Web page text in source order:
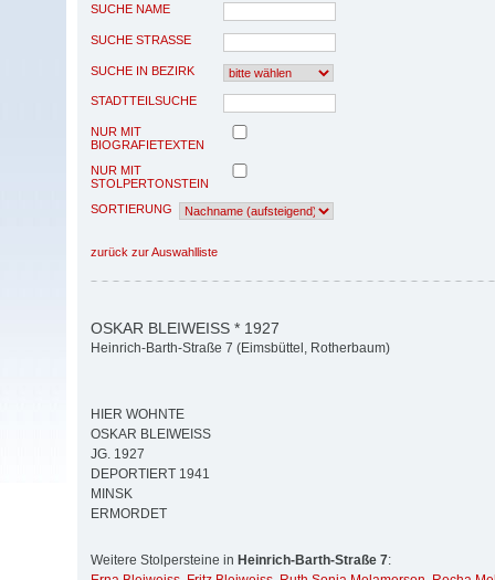
SUCHE NAME
SUCHE STRASSE
SUCHE IN BEZIRK
STADTTEILSUCHE
NUR MIT
BIOGRAFIETEXTEN
NUR MIT
STOLPERTONSTEIN
SORTIERUNG
zurück zur Auswahlliste
OSKAR BLEIWEISS * 1927
Heinrich-Barth-Straße 7 (Eimsbüttel, Rotherbaum)
HIER WOHNTE
OSKAR BLEIWEISS
JG. 1927
DEPORTIERT 1941
MINSK
ERMORDET
Weitere Stolpersteine in Heinrich-Barth-Straße 7: